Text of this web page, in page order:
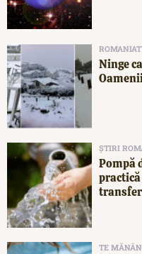
Ninge
ȘTIRI
Pompă
TE